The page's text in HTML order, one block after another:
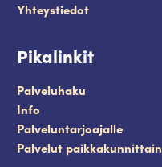
Yhteystiedot
Pikalinkit
Palveluhaku
Info
Palveluntarjoajalle
Palvelut paikkakunnittain